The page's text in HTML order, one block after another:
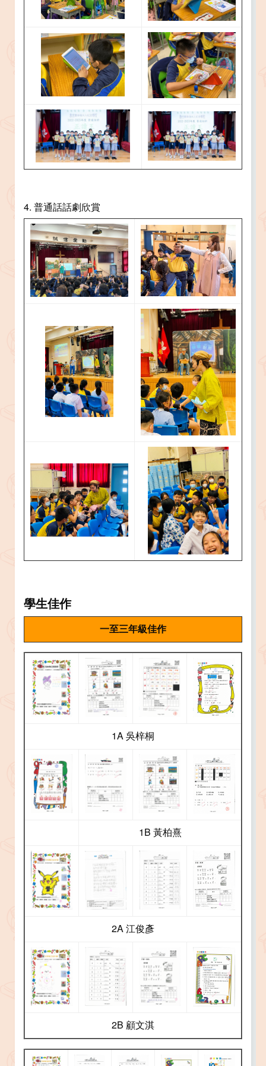
4. 普通話話劇欣賞
學生佳作
一至三年級佳作
1A 吳梓桐
1B 黃柏熹
2A 江俊彥
2B 顧文淇